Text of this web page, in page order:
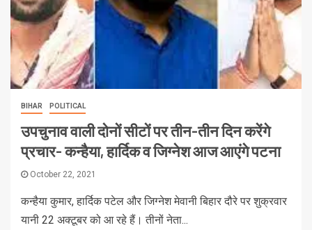
BIHAR POLITICAL
उपचुनाव वाली दोनों सीटों पर तीन-तीन दिन करेंगे
प्रचार- कन्हैया, हार्दिक व जिग्नेश आज आएंगे पटना
October 22, 2021
कन्हैया कुमार, हार्दिक पटेल और जिग्नेश मेवानी बिहार दौरे पर शुक्रवार
यानी 22 अक्टूबर को आ रहे हैं। तीनों नेता...